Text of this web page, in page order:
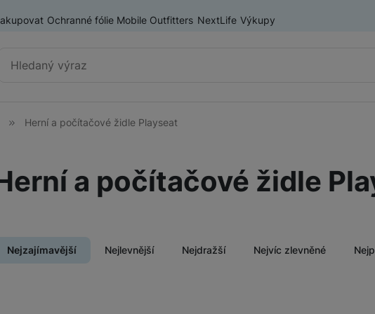
Ochranné fólie Mobile Outfitters NextLife Výkupy
Herní konzole
Nintendo Switch
Herní a počítačové židle Playseat
a počítačové židle
Nejzajímavější Nejlevnější Nejdražší Nejvíc zlevněné